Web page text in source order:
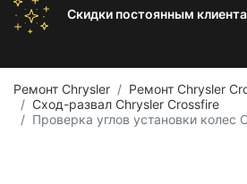
Скидки постоянным
Ремонт Chrysler
Ремонт Chrysler
Сход-развал Chrysler Crossfire
Проверка углов установки колес